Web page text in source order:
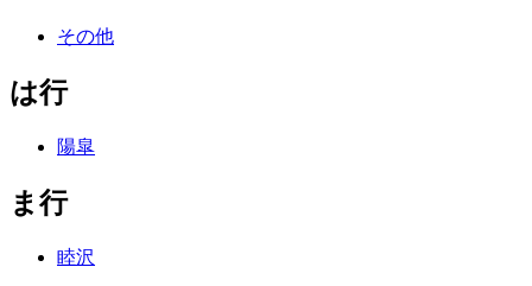
その他
は行
陽皐
ま行
睦沢